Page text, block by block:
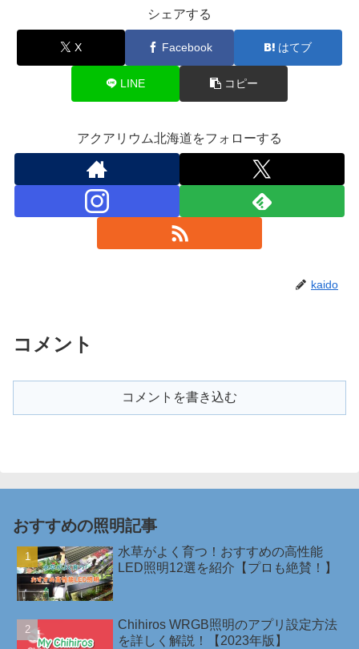
シェアする
X Facebook はてブ
LINE コピー
アクアリウム北海道をフォローする
kaido
コメント
コメントを書き込む
おすすめの照明記事
水草がよく育つ！おすすめの高性能
LED照明12選を紹介【プロも絶賛！】
Chihiros WRGB照明のアプリ設定方法
を詳しく解説！【2023年版】